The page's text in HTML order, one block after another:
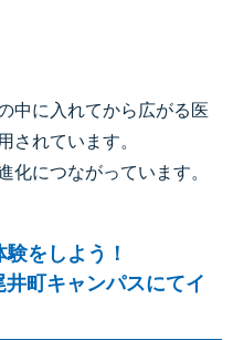
中に入れてから広がる医
れています。
につながっています。
験をしよう！
町キャンパスにてイ